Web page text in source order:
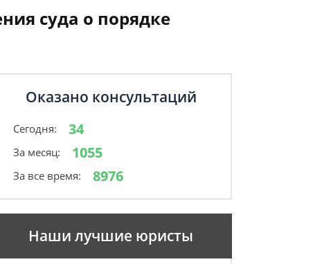
суда о порядке
Оказано консультаций
Сегодня: 34
За месяц: 1055
За все время: 8976
Наши лучшие юристы